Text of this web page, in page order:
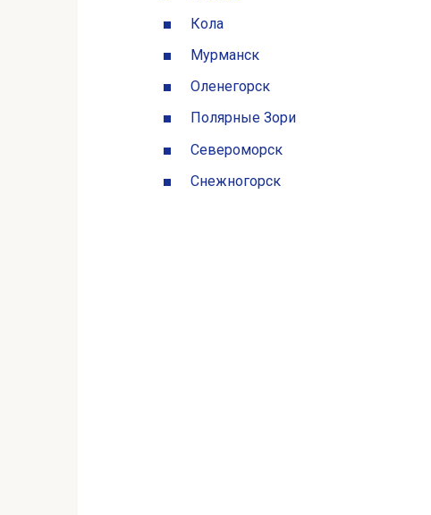
Кола
Мурманск
Оленегорск
Полярные Зори
Североморск
Снежногорск